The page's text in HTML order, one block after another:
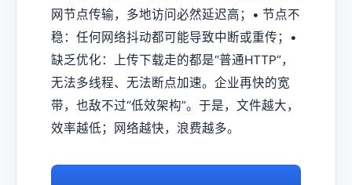
网节点传输，多地访问必然延迟高；• 节点不
稳：任何网络抖动都可能导致中断或重传；•
缺乏优化：上传下载走的都是“普通HTTP”，
无法多线程、无法断点加速。企业再快的宽
带，也敌不过“低效架构”。于是，文件越大，
效率越低；网络越快，浪费越多。